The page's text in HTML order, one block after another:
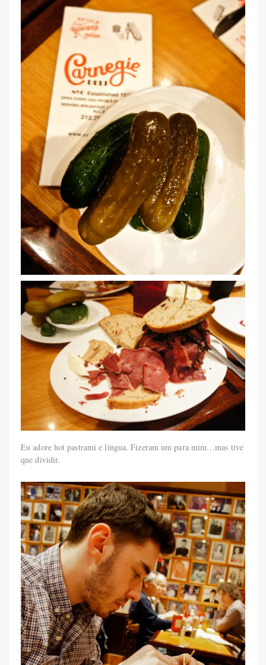
Eu adore hot pastrami e língua. Fizeram um para mim…mas tive
que dividir.